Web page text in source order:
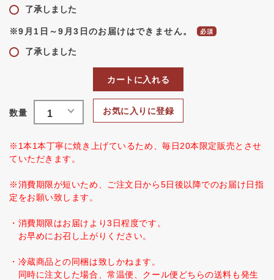
了承しました
※9月1日～9月3日のお届けはできません。
了承しました
お気に入りに登録
カートに入れる
※1本1本丁寧に焼き上げているため、毎日20本限定販売とさせ
ていただきます。
※消費期限が短いため、ご注文日から5日後以降でのお届け日指
定をお願い致します。
・消費期限はお届けより3日程度です。
お早めにお召し上がりください。
・冷蔵商品との同梱は致しかねます。
同時に注文した場合、常温便、クール便どちらの送料も発生